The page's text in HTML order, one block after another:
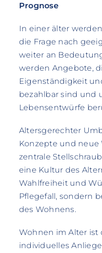
Prognose
In einer älter
die Frage nach
weiter an
werden Angebote,
Eigenständigkeit
bezahlbar sind und
Lebensentwürfe
Altersgerechter
Konzepte und
zentrale
eine Kultur des
Wahlfreiheit und
Pflegefall, sondern
des Wohnens.
Wohnen im Alter
individuelles